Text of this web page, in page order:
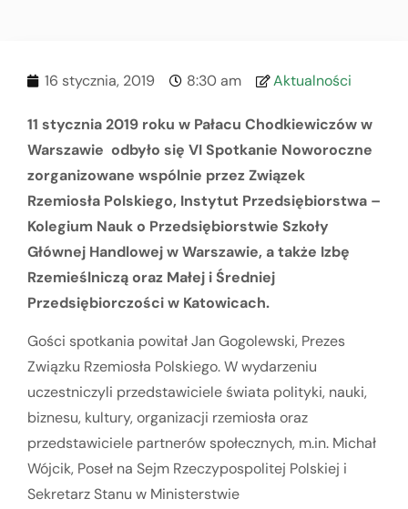
16 stycznia, 2019 8:30 am Aktualności
11 stycznia 2019 roku w Pałacu Chodkiewiczów w
Warszawie odbyło się VI Spotkanie Noworoczne
zorganizowane wspólnie przez Związek
Rzemiosła Polskiego, Instytut Przedsiębiorstwa –
Kolegium Nauk o Przedsiębiorstwie Szkoły
Głównej Handlowej w Warszawie, a także Izbę
Rzemieślniczą oraz Małej i Średniej
Przedsiębiorczości w Katowicach.
Gości spotkania powitał Jan Gogolewski, Prezes
Związku Rzemiosła Polskiego. W wydarzeniu
uczestniczyli przedstawiciele świata polityki, nauki,
biznesu, kultury, organizacji rzemiosła oraz
przedstawiciele partnerów społecznych, m.in. Michał
Wójcik, Poseł na Sejm Rzeczypospolitej Polskiej i
Sekretarz Stanu w Ministerstwie